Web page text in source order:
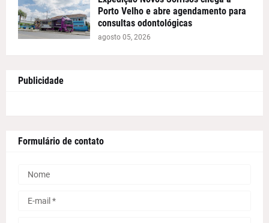
Porto Velho e abre agendamento para
consultas odontológicas
agosto 05, 2026
Publicidade
Formulário de contato